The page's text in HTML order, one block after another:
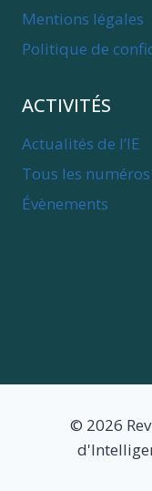
Mentions légales
Politique de
ACTIVITÉS
Actualités de l’IE
Tous les numéros
Évènements
© 2026